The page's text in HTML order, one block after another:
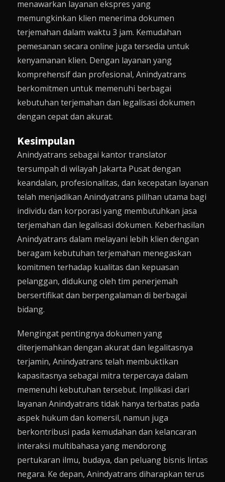
menawarkan layanan ekspres yang
memungkinkan klien menerima dokumen
terjemahan dalam waktu 3 jam. Kemudahan
pemesanan secara online juga tersedia untuk
kenyamanan klien. Dengan layanan yang
komprehensif dan profesional, Anindyatrans
berkomitmen untuk memenuhi berbagai
kebutuhan terjemahan dan legalisasi dokumen
dengan cepat dan akurat.
Kesimpulan
Anindyatrans sebagai kantor translator
tersumpah di wilayah Jakarta Pusat dengan
keandalan, profesionalitas, dan kecepatan layanan
telah menjadikan Anindyatrans pilihan utama bagi
individu dan korporasi yang membutuhkan jasa
terjemahan dan legalisasi dokumen. Keberhasilan
Anindyatrans dalam melayani lebih klien dengan
beragam kebutuhan terjemahan menegaskan
komitmen terhadap kualitas dan kepuasan
pelanggan, didukung oleh tim penerjemah
bersertifikat dan berpengalaman di berbagai
bidang.
Mengingat pentingnya dokumen yang
diterjemahkan dengan akurat dan legalitasnya
terjamin, Anindyatrans telah membuktikan
kapasitasnya sebagai mitra terpercaya dalam
memenuhi kebutuhan tersebut. Implikasi dari
layanan Anindyatrans tidak hanya terbatas pada
aspek hukum dan komersil, namun juga
berkontribusi pada kemudahan dan kelancaran
interaksi multibahasa yang mendorong
pertukaran ilmu, budaya, dan peluang bisnis lintas
negara. Ke depan, Anindyatrans diharapkan terus